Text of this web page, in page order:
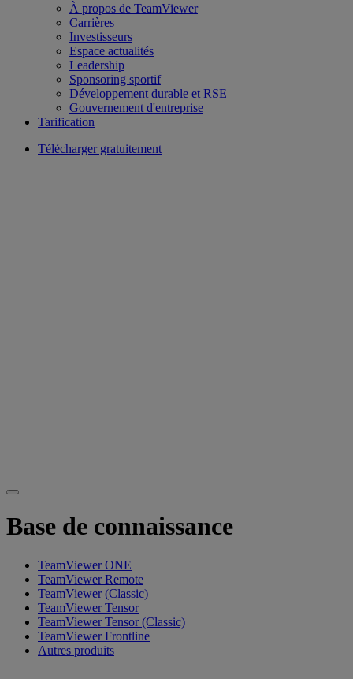
À propos de TeamViewer
Carrières
Investisseurs
Espace actualités
Leadership
Sponsoring sportif
Développement durable et RSE
Gouvernement d'entreprise
Tarification
Télécharger gratuitement
Base de connaissance
TeamViewer ONE
TeamViewer Remote
TeamViewer (Classic)
TeamViewer Tensor
TeamViewer Tensor (Classic)
TeamViewer Frontline
Autres produits